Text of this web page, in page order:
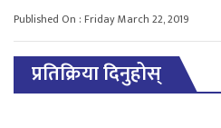
Published On : Friday March 22, 2019
प्रतिक्रिया दिनुहोस्